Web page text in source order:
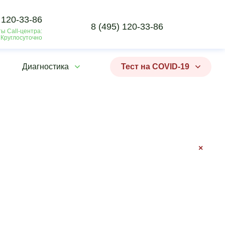
33-86
Call-центра:
8 (495) 120-33-86
Диагностика Тест на COVID-19
×